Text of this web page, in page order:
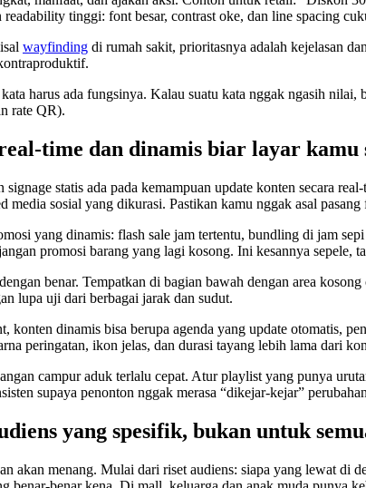
tinggi: font besar, contrast oke, dan line spacing
wayfinding di rumah sakit, prioritasnya adalah kejelasan
harus ada fungsinya. Kalau suatu kata nggak ngasih
rate QR).
time dan dinamis biar layar kamu
statis ada pada kemampuan update konten secara
media sosial yang dikurasi. Pastikan kamu nggak asal
yang dinamis: flash sale jam tertentu, bundling di jam
promosi barang yang lagi kosong. Ini kesannya
benar. Tempatkan di bagian bawah dengan area
lupa uji dari berbagai jarak dan sudut.
konten dinamis bisa berupa agenda yang update otomatis,
peringatan, ikon jelas, dan durasi tayang lebih lama dari
campur aduk terlalu cepat. Atur playlist yang punya
supaya penonton nggak merasa “dikejar-kejar”
yang spesifik, bukan untuk
akan menang. Mulai dari riset audiens: siapa yang lewat di